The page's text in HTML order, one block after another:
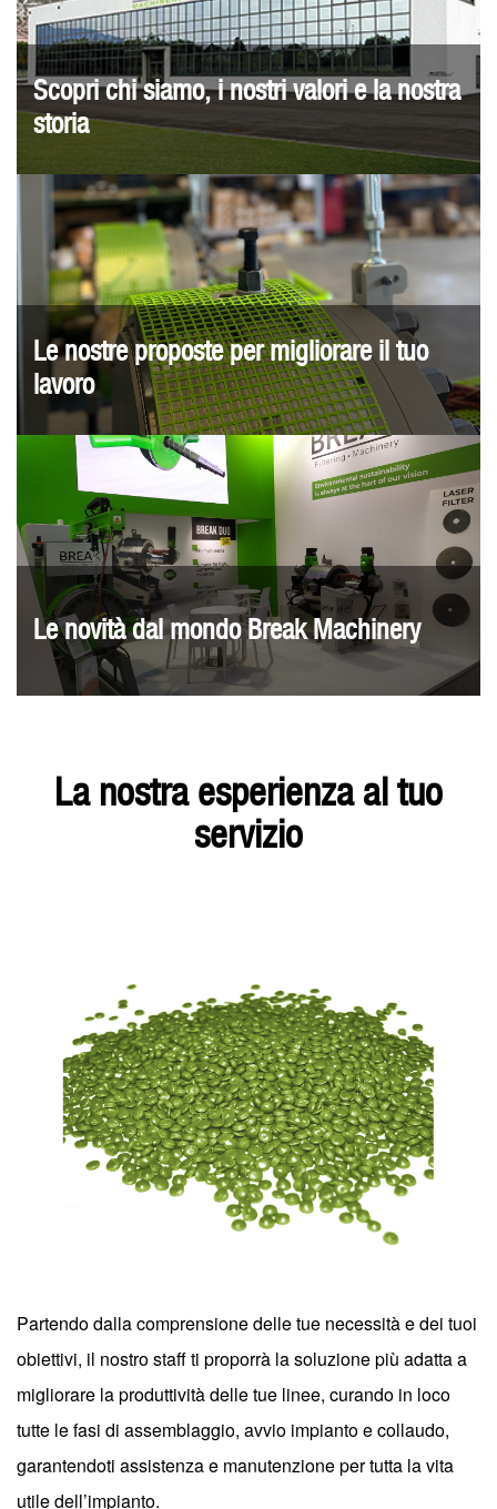
Scopri chi siamo, i nostri valori e la nostra
storia
Le nostre proposte per migliorare il tuo
lavoro
Le novità dal mondo Break Machinery
La nostra esperienza al tuo
servizio
Partendo dalla comprensione delle tue necessità e dei tuoi
obiettivi, il nostro staff ti proporrà la soluzione più adatta a
migliorare la produttività delle tue linee, curando in loco
tutte le fasi di assemblaggio, avvio impianto e collaudo,
garantendoti assistenza e manutenzione per tutta la vita
utile dell’impianto.